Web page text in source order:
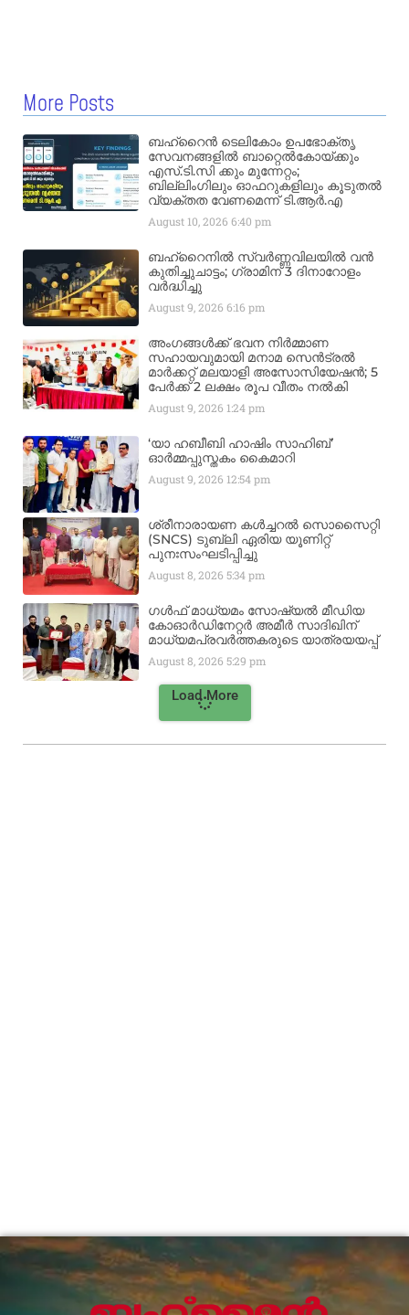
More Posts
ബഹ്‌റൈൻ ടെലികോം ഉപഭോക്തൃ
സേവനങ്ങളിൽ ബാറ്റെൽകോയ്ക്കും
എസ്.ടി.സി ക്കും മുന്നേറ്റം;
ബില്ലിംഗിലും ഓഫറുകളിലും കൂടുതൽ
വ്യക്തത വേണമെന്ന് ടി.ആർ.എ
August 10, 20266:40 pm
ബഹ്‌റൈനിൽ സ്വർണ്ണവിലയിൽ വൻ
കുതിച്ചുചാട്ടം; ഗ്രാമിന് 3 ദിനാറോളം
വർദ്ധിച്ചു
August 9, 20266:16 pm
അംഗങ്ങൾക്ക് ഭവന നിർമ്മാണ
സഹായവുമായി മനാമ സെൻട്രൽ
മാർക്കറ്റ് മലയാളി അസോസിയേഷൻ; 5
പേർക്ക് 2 ലക്ഷം രൂപ വീതം നൽകി
August 9, 2026 1:24 pm
‘യാ ഹബീബി ഹാഷിം സാഹിബ്’
ഓർമ്മപ്പുസ്തകം കൈമാറി
August 9, 2026 12:54 pm
ശ്രീനാരായണ കൾച്ചറൽ സൊസൈറ്റി
(SNCS) ടുബ്ലി ഏരിയ യൂണിറ്റ്
പുനഃസംഘടിപ്പിച്ചു
August 8, 20265:34 pm
ഗൾഫ് മാധ്യമം സോഷ്യൽ മീഡിയ
കോഓർഡിനേറ്റർ അമീർ സാദിഖിന്
മാധ്യമപ്രവർത്തകരുടെ യാത്രയയപ്പ്
August 8, 20265:29 pm
Load More